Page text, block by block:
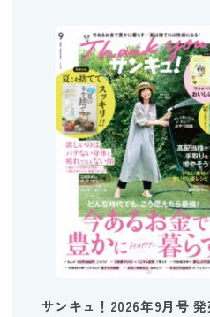
サンキュ！2026年9月号 発